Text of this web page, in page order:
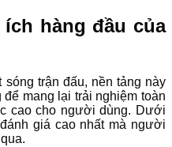
hàng đầu của
trận đấu, nền tảng này
để mang lại trải nghiệm toàn
cao cho người dùng. Dưới
giá cao nhất mà người